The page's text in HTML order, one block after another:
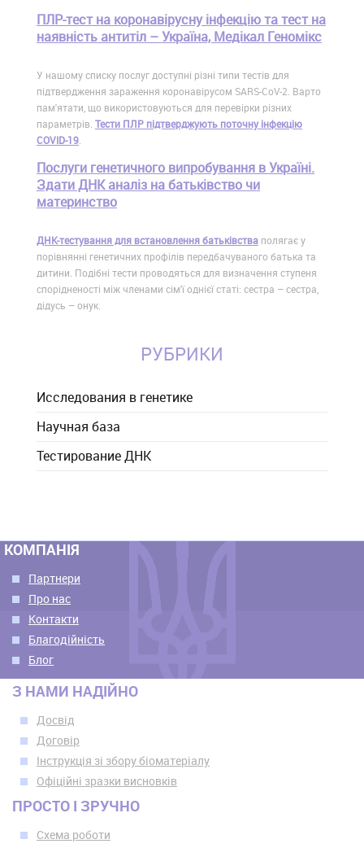
ПЛР-тест на коронавірусну інфекцію та тест на
наявність антитіл – Україна, Медікал Геномікс
У нашому списку послуг доступні різні типи тестів для
підтвердження зараження коронавірусом SARS-CoV-2. Варто
пам'ятати, що використовуються для перевірки різних
параметрів. Тести ПЛР підтверджують поточну інфекцію
COVID-19.
Послуги генетичного випробування в Україні.
Здати ДНК аналіз на батьківство чи
материнство
ДНК-тестування для встановлення батьківства полягає у
порівнянні генетичних профілів передбачуваного батька та
дитини. Подібні тести проводяться для визначення ступеня
спорідненості між членами сім'ї однієї статі: сестра – сестра,
дідусь – онук.
РУБРИКИ
Исследования в генетике
Научная база
Тестирование ДНК
КОМПАНІЯ
Партнери
Про нас
Контакти
Благодійність
Блог
З НАМИ НАДІЙНО
Досвід
Договір
Інструкція зі збору біоматеріалу
Офіційні зразки висновків
ПРОСТО І ЗРУЧНО
Схема роботи